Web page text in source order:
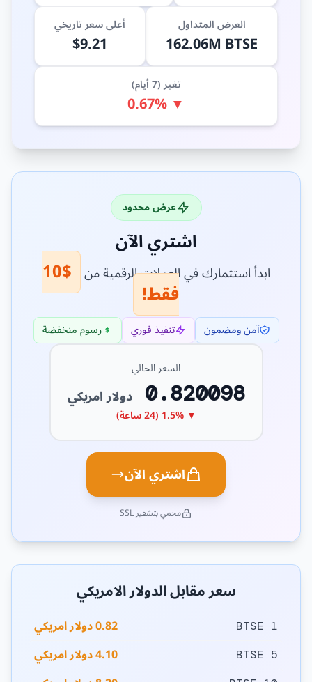
العرض المتداول
162.06M BTSE
أعلى سعر تاريخي
$9.21
تغير (7 أيام)
▼ 0.67%
عرض محدود
اشتري الآن
ابدأ استثمارك في العملات الرقمية من $10
فقط!
آمن ومضمون تنفيذ فوري
رسوم منخفضة
السعر الحالي
0.820098 دولار امريكي
▼ 1.5% (24 ساعة)
اشتري الآن
محمي بتشفير SSL
سعر مقابل الدولار الامريكي
1 BTSE 0.82 دولار امريكي
5 BTSE 4.10 دولار امريكي